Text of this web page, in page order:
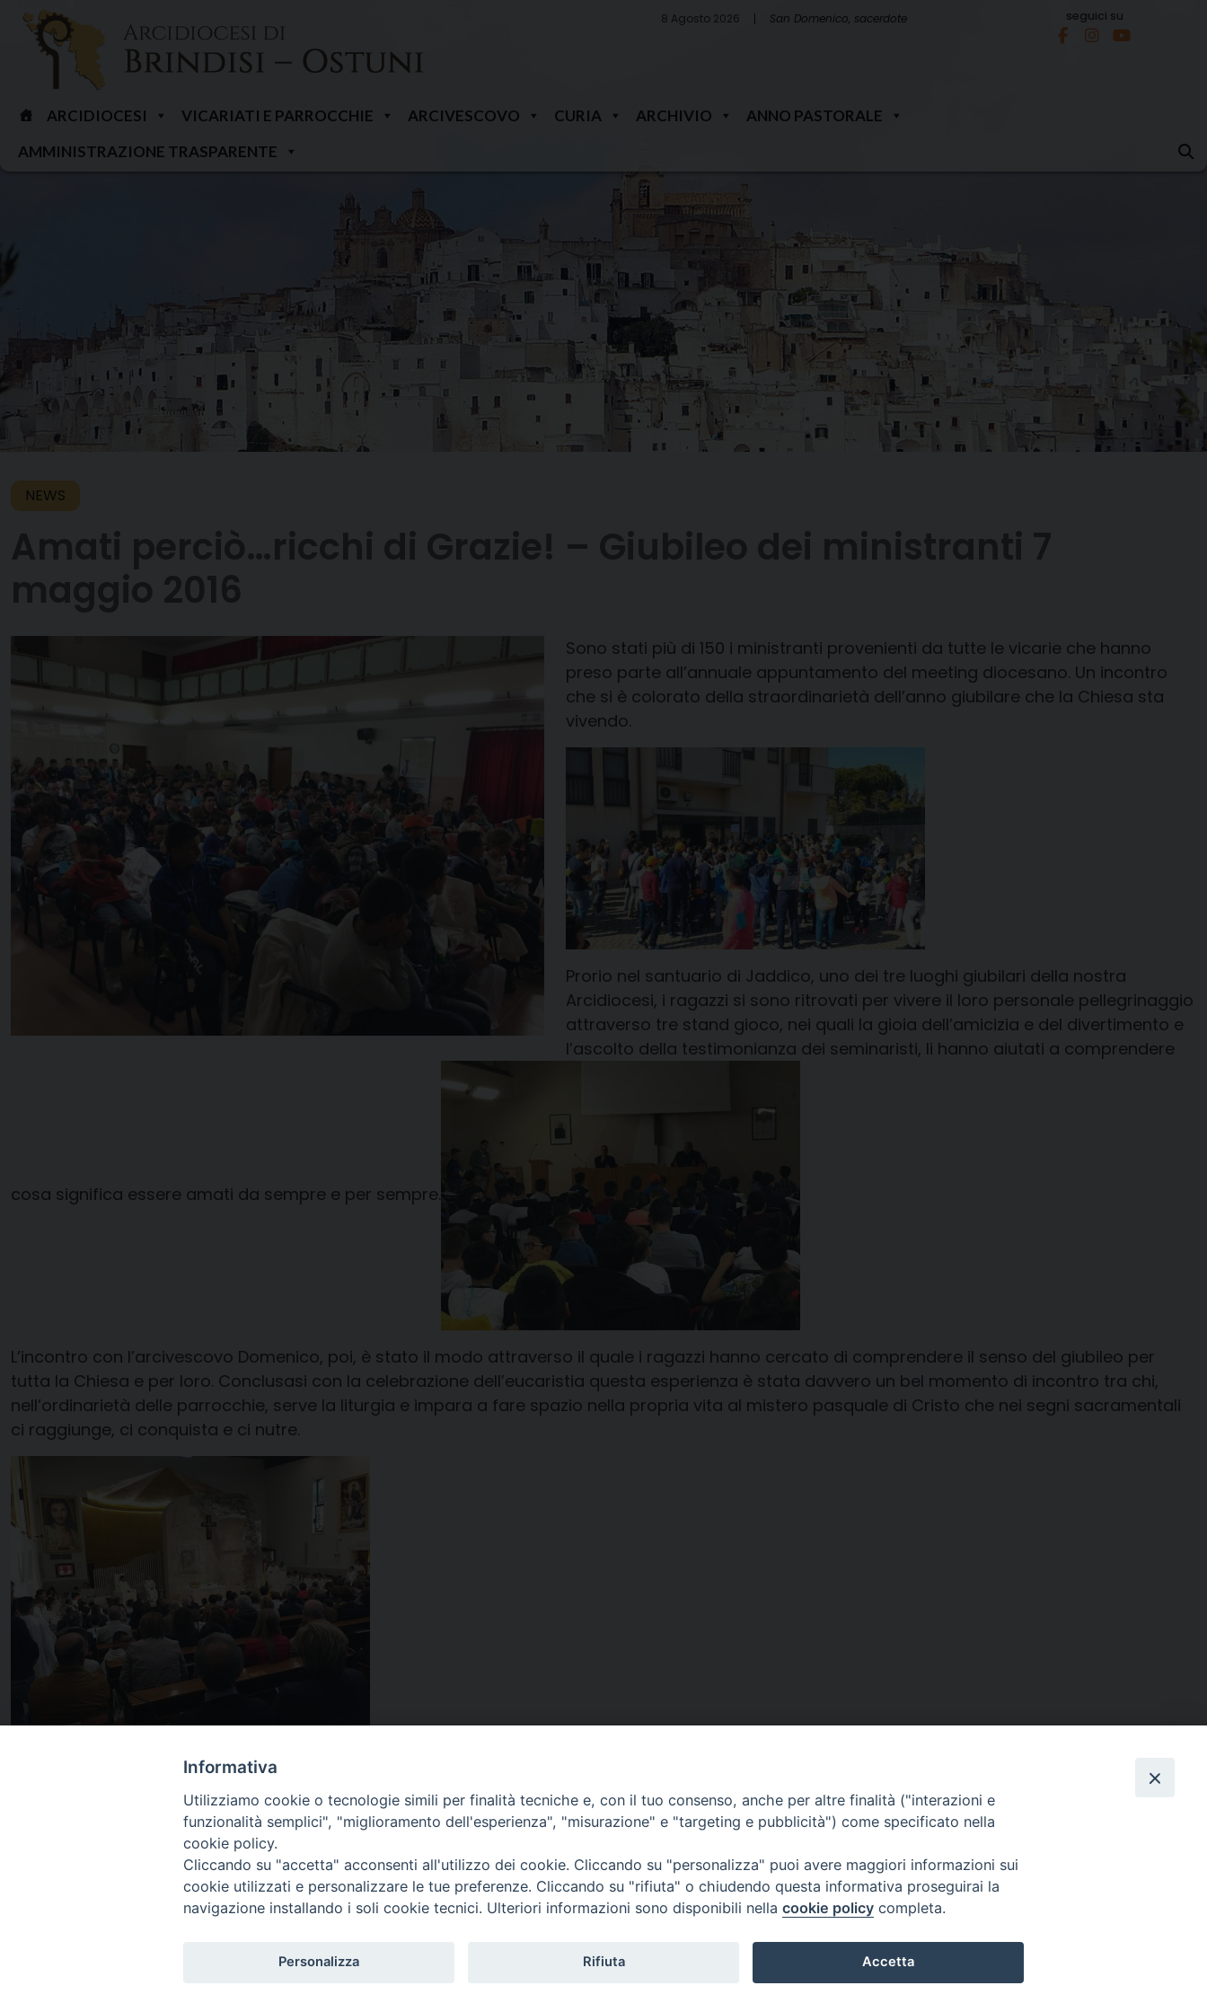
Skip
content
8 Agosto 2026 San Domenico, sacerdote seguici su
ARCIDIOCESI VICARIATI E PARROCCHIE ARCIVESCOVO CURIA ARCHIVIO
ANNO PASTORALE
AMMINISTRAZIONE TRASPARENTE
NEWS
Sono stati più di 150 i ministranti provenienti da tutte le vicarie che hanno
preso parte all’annuale appuntamento del meeting diocesano. Un incontro
che si è colorato della straordinarietà dell’anno giubilare che la Chiesa sta
vivendo.
Prorio nel santuario di Jaddico, uno dei tre luoghi giubilari della nostra
Arcidiocesi, i ragazzi si sono ritrovati per vivere il loro personale pellegrinaggio
attraverso tre stand gioco, nei quali la gioia dell’amicizia e del divertimento e
l’ascolto della testimonianza dei seminaristi, li hanno aiutati a comprendere
cosa significa essere amati da sempre e per sempre.
L’incontro con l’arcivescovo Domenico, poi, è stato il modo attraverso il quale i ragazzi hanno cercato di comprendere il senso del giubileo per
tutta la Chiesa e per loro. Conclusasi con la celebrazione dell’eucaristia questa esperienza è stata davvero un bel momento di incontro tra chi,
nell’ordinarietà delle parrocchie, serve la liturgia e impara a fare spazio nella propria vita al mistero pasquale di Cristo che nei segni sacramentali
ci raggiunge, ci conquista e ci nutre.
Telegram
Mar. / Mer. / Giov. ore 9 - 13
nei mesi estivi solo Martedì ore 9 -
Informativa
Utilizziamo cookie o tecnologie simili per finalità tecniche e, con il tuo consenso, anche per altre finalità ("interazioni e
funzionalità semplici", "miglioramento dell'esperienza", "misurazione" e "targeting e pubblicità") come specificato nella
cookie policy.
Cliccando su "accetta" acconsenti all'utilizzo dei cookie. Cliccando su "personalizza" puoi avere maggiori informazioni sui
cookie utilizzati e personalizzare le tue preferenze. Cliccando su "rifiuta" o chiudendo questa informativa proseguirai la
navigazione installando i soli cookie tecnici. Ulteriori informazioni sono disponibili nella cookie policy completa.
Personalizza Rifiuta Accetta